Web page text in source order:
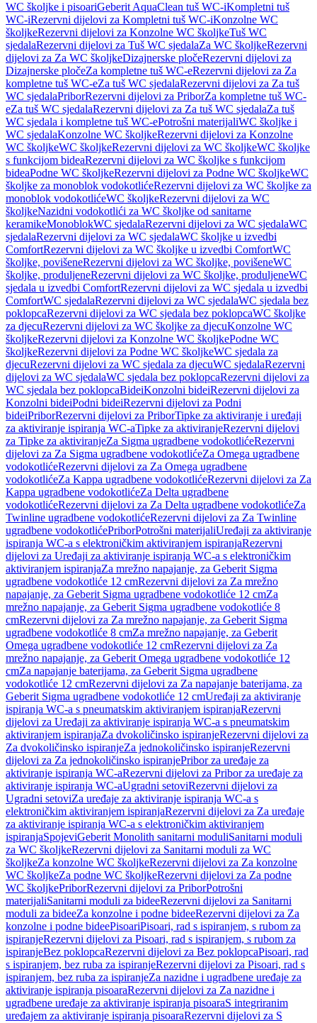
WC školjke i pisoariGeberit AquaClean tuš WC-iKompletni tuš
WC-iRezervni dijelovi za Kompletni tuš WC-iKonzolne WC
školjkeRezervni dijelovi za Konzolne WC školjkeTuš WC
sjedalaRezervni dijelovi za Tuš WC sjedalaZa WC školjkeRezervni
dijelovi za Za WC školjkeDizajnerske pločeRezervni dijelovi za
Dizajnerske pločeZa kompletne tuš WC-eRezervni dijelovi za Za
kompletne tuš WC-eZa tuš WC sjedalaRezervni dijelovi za Za tuš
WC sjedalaPriborRezervni dijelovi za PriborZa kompletne tuš WC-
eZa tuš WC sjedalaRezervni dijelovi za Za tuš WC sjedalaZa tuš
WC sjedala i kompletne tuš WC-ePotrošni materijaliWC školjke i
WC sjedalaKonzolne WC školjkeRezervni dijelovi za Konzolne
WC školjkeWC školjkeRezervni dijelovi za WC školjkeWC školjke
s funkcijom bideaRezervni dijelovi za WC školjke s funkcijom
bideaPodne WC školjkeRezervni dijelovi za Podne WC školjkeWC
školjke za monoblok vodokotlićeRezervni dijelovi za WC školjke za
monoblok vodokotlićeWC školjkeRezervni dijelovi za WC
školjkeNazidni vodokotlići za WC školjke od sanitarne
keramikeMonoblokWC sjedalaRezervni dijelovi za WC sjedalaWC
sjedalaRezervni dijelovi za WC sjedalaWC školjke u izvedbi
ComfortRezervni dijelovi za WC školjke u izvedbi ComfortWC
školjke, povišeneRezervni dijelovi za WC školjke, povišeneWC
školjke, produljeneRezervni dijelovi za WC školjke, produljeneWC
sjedala u izvedbi ComfortRezervni dijelovi za WC sjedala u izvedbi
ComfortWC sjedalaRezervni dijelovi za WC sjedalaWC sjedala bez
poklopcaRezervni dijelovi za WC sjedala bez poklopcaWC školjke
za djecuRezervni dijelovi za WC školjke za djecuKonzolne WC
školjkeRezervni dijelovi za Konzolne WC školjkePodne WC
školjkeRezervni dijelovi za Podne WC školjkeWC sjedala za
djecuRezervni dijelovi za WC sjedala za djecuWC sjedalaRezervni
dijelovi za WC sjedalaWC sjedala bez poklopcaRezervni dijelovi za
WC sjedala bez poklopcaBideiKonzolni bideiRezervni dijelovi za
Konzolni bideiPodni bideiRezervni dijelovi za Podni
bideiPriborRezervni dijelovi za PriborTipke za aktiviranje i uređaji
za aktiviranje ispiranja WC-aTipke za aktiviranjeRezervni dijelovi
za Tipke za aktiviranjeZa Sigma ugradbene vodokotlićeRezervni
dijelovi za Za Sigma ugradbene vodokotlićeZa Omega ugradbene
vodokotlićeRezervni dijelovi za Za Omega ugradbene
vodokotlićeZa Kappa ugradbene vodokotlićeRezervni dijelovi za Za
Kappa ugradbene vodokotlićeZa Delta ugradbene
vodokotlićeRezervni dijelovi za Za Delta ugradbene vodokotlićeZa
Twinline ugradbene vodokotlićeRezervni dijelovi za Za Twinline
ugradbene vodokotlićePriborPotrošni materijaliUređaji za aktiviranje
ispiranja WC-a s elektroničkim aktiviranjem ispiranjaRezervni
dijelovi za Uređaji za aktiviranje ispiranja WC-a s elektroničkim
aktiviranjem ispiranjaZa mrežno napajanje, za Geberit Sigma
ugradbene vodokotliće 12 cmRezervni dijelovi za Za mrežno
napajanje, za Geberit Sigma ugradbene vodokotliće 12 cmZa
mrežno napajanje, za Geberit Sigma ugradbene vodokotliće 8
cmRezervni dijelovi za Za mrežno napajanje, za Geberit Sigma
ugradbene vodokotliće 8 cmZa mrežno napajanje, za Geberit
Omega ugradbene vodokotliće 12 cmRezervni dijelovi za Za
mrežno napajanje, za Geberit Omega ugradbene vodokotliće 12
cmZa napajanje baterijama, za Geberit Sigma ugradbene
vodokotliće 12 cmRezervni dijelovi za Za napajanje baterijama, za
Geberit Sigma ugradbene vodokotliće 12 cmUređaji za aktiviranje
ispiranja WC-a s pneumatskim aktiviranjem ispiranjaRezervni
dijelovi za Uređaji za aktiviranje ispiranja WC-a s pneumatskim
aktiviranjem ispiranjaZa dvokoličinsko ispiranjeRezervni dijelovi za
Za dvokoličinsko ispiranjeZa jednokoličinsko ispiranjeRezervni
dijelovi za Za jednokoličinsko ispiranjePribor za uređaje za
aktiviranje ispiranja WC-aRezervni dijelovi za Pribor za uređaje za
aktiviranje ispiranja WC-aUgradni setoviRezervni dijelovi za
Ugradni setoviZa uređaje za aktiviranje ispiranja WC-a s
elektroničkim aktiviranjem ispiranjaRezervni dijelovi za Za uređaje
za aktiviranje ispiranja WC-a s elektroničkim aktiviranjem
ispiranjaSpojeviGeberit Monolith sanitarni moduliSanitarni moduli
za WC školjkeRezervni dijelovi za Sanitarni moduli za WC
školjkeZa konzolne WC školjkeRezervni dijelovi za Za konzolne
WC školjkeZa podne WC školjkeRezervni dijelovi za Za podne
WC školjkePriborRezervni dijelovi za PriborPotrošni
materijaliSanitarni moduli za bideeRezervni dijelovi za Sanitarni
moduli za bideeZa konzolne i podne bideeRezervni dijelovi za Za
konzolne i podne bideePisoariPisoari, rad s ispiranjem, s rubom za
ispiranjeRezervni dijelovi za Pisoari, rad s ispiranjem, s rubom za
ispiranjeBez poklopcaRezervni dijelovi za Bez poklopcaPisoari, rad
s ispiranjem, bez ruba za ispiranjeRezervni dijelovi za Pisoari, rad s
ispiranjem, bez ruba za ispiranjeZa nazidne i ugradbene uređaje za
aktiviranje ispiranja pisoaraRezervni dijelovi za Za nazidne i
ugradbene uređaje za aktiviranje ispiranja pisoaraS integriranim
uređajem za aktiviranje ispiranja pisoaraRezervni dijelovi za S